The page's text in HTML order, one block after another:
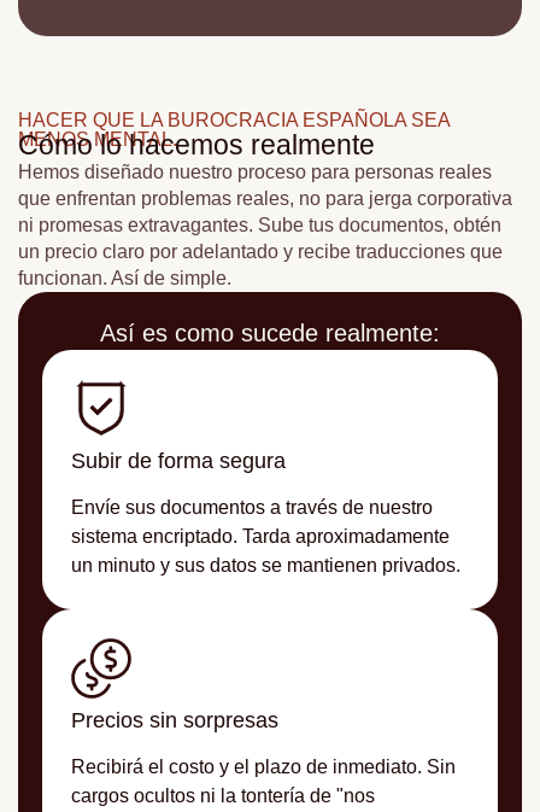
HACER QUE LA BUROCRACIA ESPAÑOLA SEA
MENOS MENTAL.
Cómo lo hacemos realmente
Hemos diseñado nuestro proceso para personas reales
que enfrentan problemas reales, no para jerga corporativa
ni promesas extravagantes. Sube tus documentos, obtén
un precio claro por adelantado y recibe traducciones que
funcionan. Así de simple.
Así es como sucede realmente:
Subir de forma segura
Envíe sus documentos a través de nuestro
sistema encriptado. Tarda aproximadamente
un minuto y sus datos se mantienen privados.
Precios sin sorpresas
Recibirá el costo y el plazo de inmediato. Sin
cargos ocultos ni la tontería de "nos